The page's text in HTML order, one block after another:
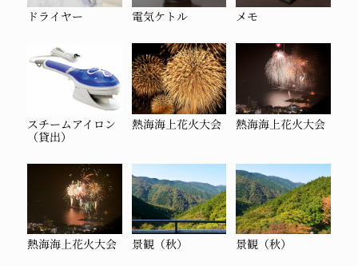
ドライヤー 電気ケトル メモ
スチームアイロン
（貸出）
熱海海上花火大会 熱海海上花火大会
熱海海上花火大会 景観（秋） 景観（秋）